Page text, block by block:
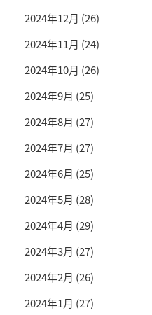
2024年12月 (26)
2024年11月 (24)
2024年10月 (26)
2024年9月 (25)
2024年8月 (27)
2024年7月 (27)
2024年6月 (25)
2024年5月 (28)
2024年4月 (29)
2024年3月 (27)
2024年2月 (26)
2024年1月 (27)